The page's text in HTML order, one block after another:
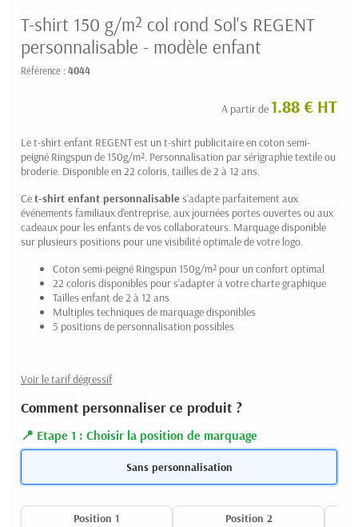
T-shirt 150 g/m² col rond Sol's REGENT
personnalisable - modèle enfant
Référence : 4044
A partir de 1.88 € HT
Le t-shirt enfant REGENT est un t-shirt publicitaire en coton semi-
peigné Ringspun de 150g/m². Personnalisation par sérigraphie textile ou
broderie. Disponible en 22 coloris, tailles de 2 à 12 ans.
Cet-shirt enfant personnalisable s'adapte parfaitement aux
événements familiaux d'entreprise, aux journées portes ouvertes ou aux
cadeaux pour les enfants de vos collaborateurs. Marquage disponible
sur plusieurs positions pour une visibilité optimale de votre logo.
Coton semi-peigné Ringspun 150g/m² pour un confort optimal
22 coloris disponibles pour s'adapter à votre charte graphique
Tailles enfant de 2 à 12 ans
Multiples techniques de marquage disponibles
5 positions de personnalisation possibles
Voir le tarif dégressif
Comment personnaliser ce produit ?
Etape 1 : Choisir la position de marquage
Sans personnalisation
Position 1 Position 2